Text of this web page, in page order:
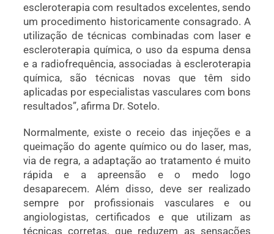
escleroterapia com resultados excelentes, sendo
um procedimento historicamente consagrado. A
utilização de técnicas combinadas com laser e
escleroterapia química, o uso da espuma densa
e a radiofrequência, associadas à escleroterapia
química, são técnicas novas que têm sido
aplicadas por especialistas vasculares com bons
resultados”, afirma Dr. Sotelo.
Normalmente, existe o receio das injeções e a
queimação do agente químico ou do laser, mas,
via de regra, a adaptação ao tratamento é muito
rápida e a apreensão e o medo logo
desaparecem. Além disso, deve ser realizado
sempre por profissionais vasculares e ou
angiologistas, certificados e que utilizam as
técnicas corretas, que reduzem as sensações